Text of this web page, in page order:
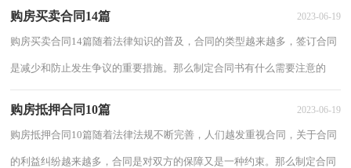
购房买卖合同14篇 2023-06-19
购房买卖合同14篇随着法律知识的普及，合同的类型越来越多，签订合同
是减少和防止发生争议的重要措施。那么制定合同书有什么需要注意的
购房抵押合同10篇 2023-06-19
购房抵押合同10篇随着法律法规不断完善，人们越发重视合同，关于合同
的利益纠纷越来越多，合同是对双方的保障又是一种约束。那么制定合同